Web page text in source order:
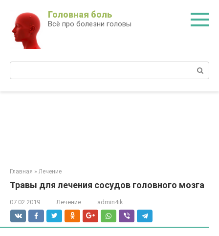
контенту
Головная боль
Всё про болезни головы
Главная » Лечение
Травы для лечения сосудов головного мозга
07.02.2019 Лечение admin4ik